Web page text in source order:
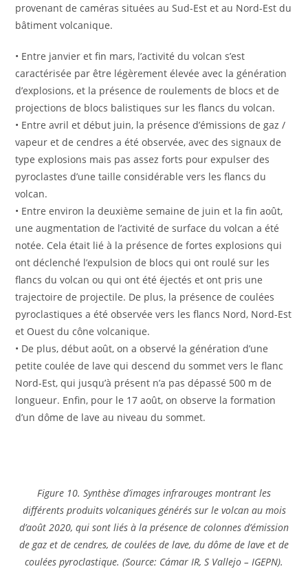
provenant de caméras situées au Sud-Est et au Nord-Est du
bâtiment volcanique.
• Entre janvier et fin mars, l’activité du volcan s’est
caractérisée par être légèrement élevée avec la génération
d’explosions, et la présence de roulements de blocs et de
projections de blocs balistiques sur les flancs du volcan.
• Entre avril et début juin, la présence d’émissions de gaz /
vapeur et de cendres a été observée, avec des signaux de
type explosions mais pas assez forts pour expulser des
pyroclastes d’une taille considérable vers les flancs du
volcan.
• Entre environ la deuxième semaine de juin et la fin août,
une augmentation de l’activité de surface du volcan a été
notée. Cela était lié à la présence de fortes explosions qui
ont déclenché l’expulsion de blocs qui ont roulé sur les
flancs du volcan ou qui ont été éjectés et ont pris une
trajectoire de projectile. De plus, la présence de coulées
pyroclastiques a été observée vers les flancs Nord, Nord-Est
et Ouest du cône volcanique.
• De plus, début août, on a observé la génération d’une
petite coulée de lave qui descend du sommet vers le flanc
Nord-Est, qui jusqu’à présent n’a pas dépassé 500 m de
longueur. Enfin, pour le 17 août, on observe la formation
d’un dôme de lave au niveau du sommet.
Figure 10. Synthèse d’images infrarouges montrant les
différents produits volcaniques générés sur le volcan au mois
d’août 2020, qui sont liés à la présence de colonnes d’émission
de gaz et de cendres, de coulées de lave, du dôme de lave et de
coulées pyroclastique. (Source: Cámar IR, S Vallejo – IGEPN).